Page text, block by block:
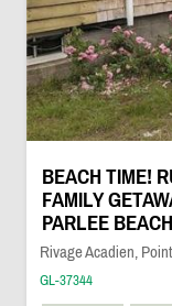
BEACH TIME!
FAMILY
PARLEE
Rivage Acadien,
GL-37344